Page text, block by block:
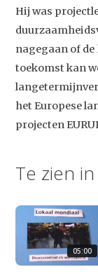
Hij was
nagegaan of
toekomst kan
het Europese
projecten
Te zien in
05:00